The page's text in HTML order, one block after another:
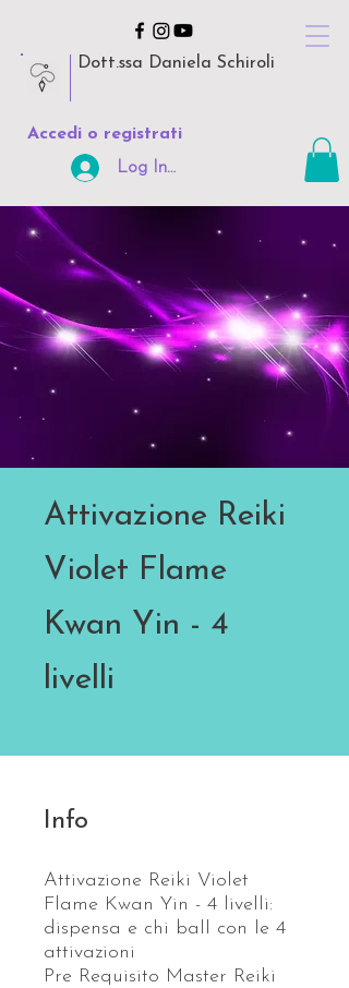
Dott.ssa Daniela Schiroli
Accedi o registrati
Log In Area Riservata
Attivazione Reiki
Violet Flame
Kwan Yin - 4
livelli
Info
Attivazione Reiki Violet
Flame Kwan Yin - 4 livelli:
dispensa e chi ball con le 4
attivazioni
Pre Requisito Master Reiki